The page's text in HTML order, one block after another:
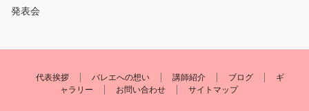
発表会
代表挨拶 バレエへの想い 講師紹介 ブログ
ギ
ャラリー
お問い合わせ サイトマップ